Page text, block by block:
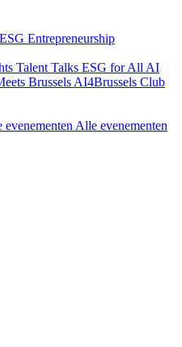
ESG Entrepreneurship
Talent Talks ESG for All AI
Brussels AI4Brussels Club
evenementen Alle evenementen